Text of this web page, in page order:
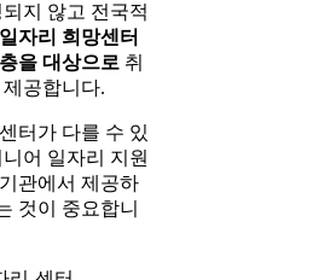
지 않고 전국적
자리 희망센터
을 대상으로 취
공합니다.
터가 다를 수 있
어 일자리 지원
관에서 제공하
것이 중요합니